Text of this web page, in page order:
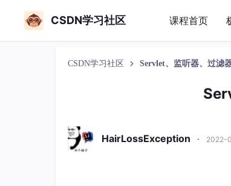
CSDN学习社区 课程首页
CSDN学习社区 Servlet、监听器、过滤
HairLossException · 2022-